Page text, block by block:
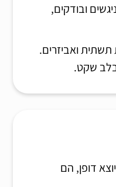
ובודקים,
ואביזרים.
בלב שקט.
דופן, הם